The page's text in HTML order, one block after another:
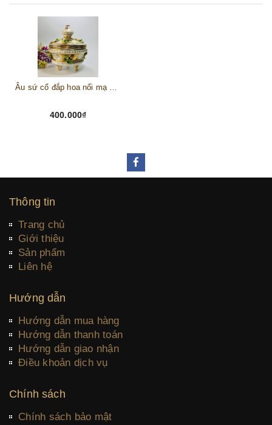
Âu sứ cổ đắp hoa nổi mạ vàng- Đức
400.000₫
Thông tin
Trang chủ
Giới thiệu
Sản phẩm
Liên hệ
Hướng dẫn
Hướng dẫn mua hàng
Hướng dẫn thanh toán
Hướng dẫn giao nhận
Điều khoản dịch vụ
Chính sách
Chính sách bảo mật